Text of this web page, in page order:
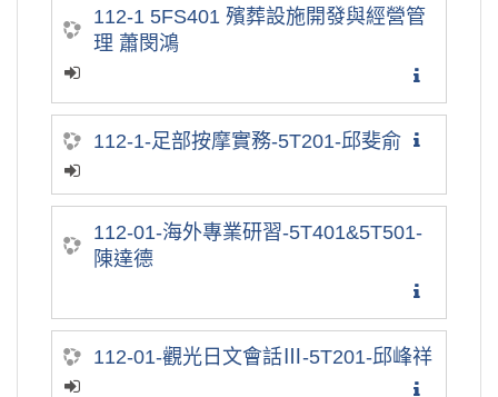
112-1 5FS401 殯葬設施開發與經營管
理 蕭閔鴻
112-1-足部按摩實務-5T201-邱斐俞
112-01-海外專業研習-5T401&5T501-
陳達德
112-01-觀光日文會話Ⅲ-5T201-邱峰祥